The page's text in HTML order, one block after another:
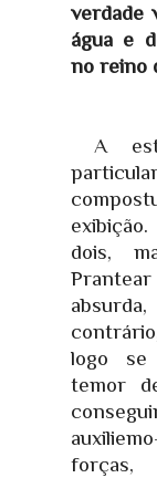
verdade
água e
no reino
A
dois,
logo se
temor
forças,